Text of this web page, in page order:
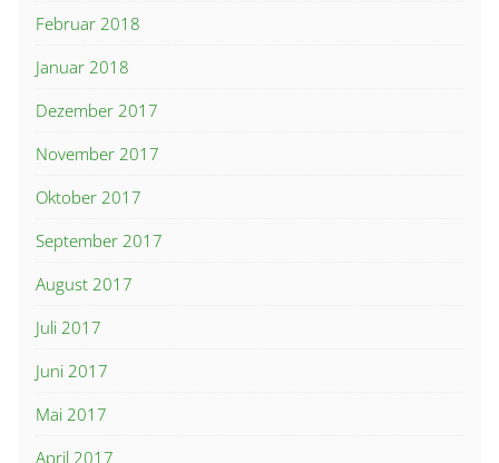
Februar 2018
Januar 2018
Dezember 2017
November 2017
Oktober 2017
September 2017
August 2017
Juli 2017
Juni 2017
Mai 2017
April 2017